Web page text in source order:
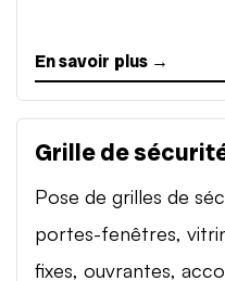
En savoir plus →
Grille de
Pose de grilles de
portes-fenêtres,
fixes, ouvrantes,